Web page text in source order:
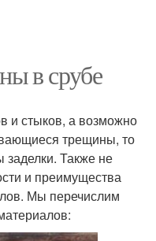
в срубе
и стыков, а возможно
трещины, то
заделки. Также не
и преимущества
Мы перечислим